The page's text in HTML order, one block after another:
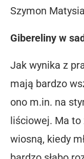
Szymon
Gibereliny w
Jak wynika z
mają bardzo
ono m.in. na
liściowej. Ma
wiosną, kiedy